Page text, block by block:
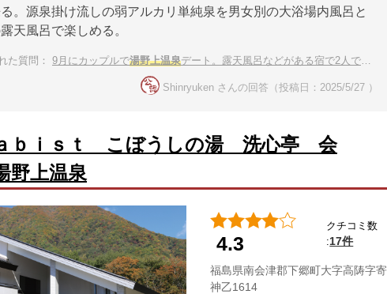
。源泉掛け流しの弱アルカリ単純泉を男女別の大浴場内風呂と
天風呂で楽しめる。
た質問： 9月にカップルで湯野上温泉デート。露天風呂などがある宿で2人で温泉を楽しみたい
Shinryuken さんの回答（投稿日：2025/5/27 ）
ｂｉｓｔ こぼうしの湯 洗心亭 会
野上温泉
4.3
クチコミ数
:17件
福島県南会津郡下郷町大字高陦字寄
神乙1614